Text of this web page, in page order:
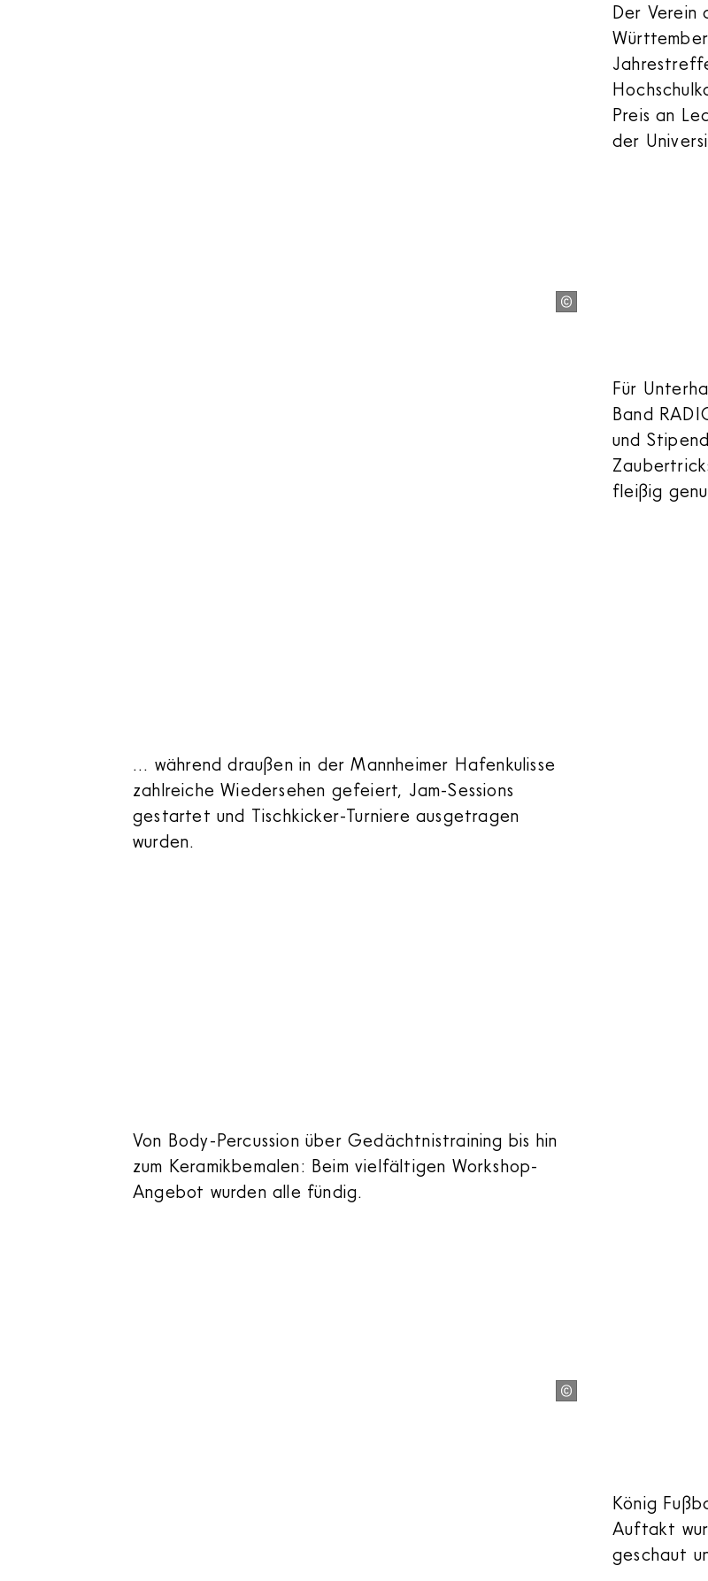
Der Verein
Preis an
der
Für
Band
und
fleißig
... während draußen in der Mannheimer Hafenkulisse
zahlreiche Wiedersehen gefeiert, Jam-Sessions
gestartet und Tischkicker-Turniere ausgetragen
wurden.
Von Body-Percussion über Gedächtnistraining bis hin
zum Keramikbemalen: Beim vielfältigen Workshop-
Angebot wurden alle fündig.
König
Auftakt
geschaut